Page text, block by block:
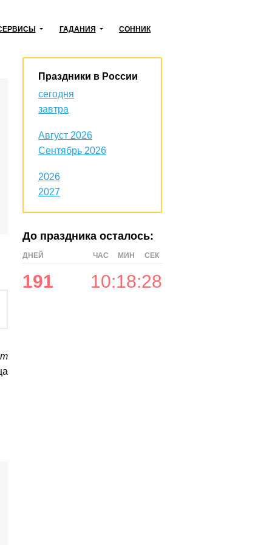
ГАДАНИЯ СОННИК
Праздники в России
сегодня
завтра
Август 2026
Сентябрь 2026
2026
2027
До праздника осталось:
ДНЕЙ ЧАС МИН СЕК
191 10:18:27